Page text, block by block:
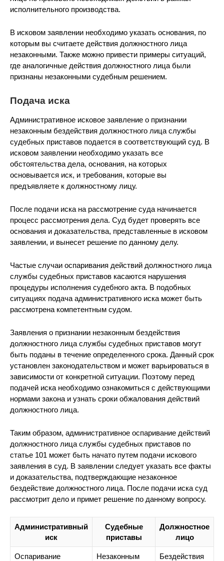
исполнительного производства.
В исковом заявлении необходимо указать основания, по
которым вы считаете действия должностного лица
незаконными. Также можно привести примеры ситуаций,
где аналогичные действия должностного лица были
признаны незаконными судебным решением.
Подача иска
Административное исковое заявление о признании
незаконным бездействия должностного лица службы
судебных приставов подается в соответствующий суд. В
исковом заявлении необходимо указать все
обстоятельства дела, основания, на которых
основывается иск, и требования, которые вы
предъявляете к должностному лицу.
После подачи иска на рассмотрение суда начинается
процесс рассмотрения дела. Суд будет проверять все
основания и доказательства, представленные в исковом
заявлении, и вынесет решение по данному делу.
Частые случаи оспаривания действий должностного лица
службы судебных приставов касаются нарушения
процедуры исполнения судебного акта. В подобных
ситуациях подача административного иска может быть
рассмотрена компетентным судом.
Заявления о признании незаконным бездействия
должностного лица службы судебных приставов могут
быть поданы в течение определенного срока. Данный срок
установлен законодательством и может варьироваться в
зависимости от конкретной ситуации. Поэтому перед
подачей иска необходимо ознакомиться с действующими
нормами закона и узнать сроки обжалования действий
должностного лица.
Таким образом, административное оспаривание действий
должностного лица службы судебных приставов по
статье 101 может быть начато путем подачи искового
заявления в суд. В заявлении следует указать все факты
и доказательства, подтверждающие незаконное
бездействие должностного лица. После подачи иска суд
рассмотрит дело и примет решение по данному вопросу.
Административный
иск
Судебные
приставы
Должностное
лицо
Оспаривание
Незаконным Бездействия